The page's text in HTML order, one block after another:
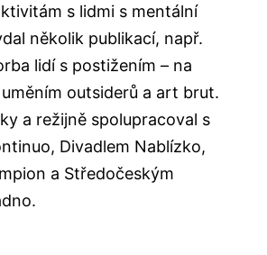
s lidmi s mentální
několik publikací, např.
lidí s postižením – na
outsiderů a art brut.
a režijně spolupracoval s
Divadlem Nablízko,
a Středočeským